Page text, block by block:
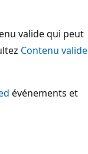
valide qui peut
Contenu valide
événements et